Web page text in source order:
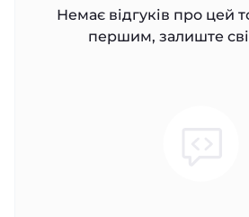
Немає відгуків про цей
першим, залиште